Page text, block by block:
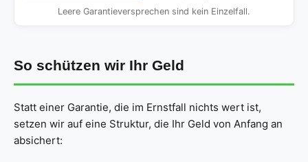
Leere Garantieversprechen sind kein Einzelfall.
So schützen wir Ihr Geld
Statt einer Garantie, die im Ernstfall nichts wert ist,
setzen wir auf eine Struktur, die Ihr Geld von Anfang an
absichert: